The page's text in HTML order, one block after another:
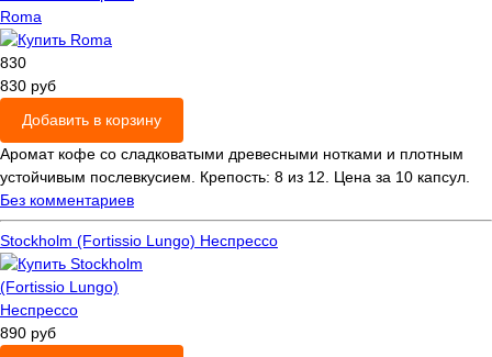
Roma
830
830 руб
Добавить в корзину
Аромат кофе со сладковатыми древесными нотками и плотным
устойчивым послевкусием. Крепость: 8 из 12. Цена за 10 капсул.
Без комментариев
Stockholm (Fortissio Lungo) Неспрессо
890 руб